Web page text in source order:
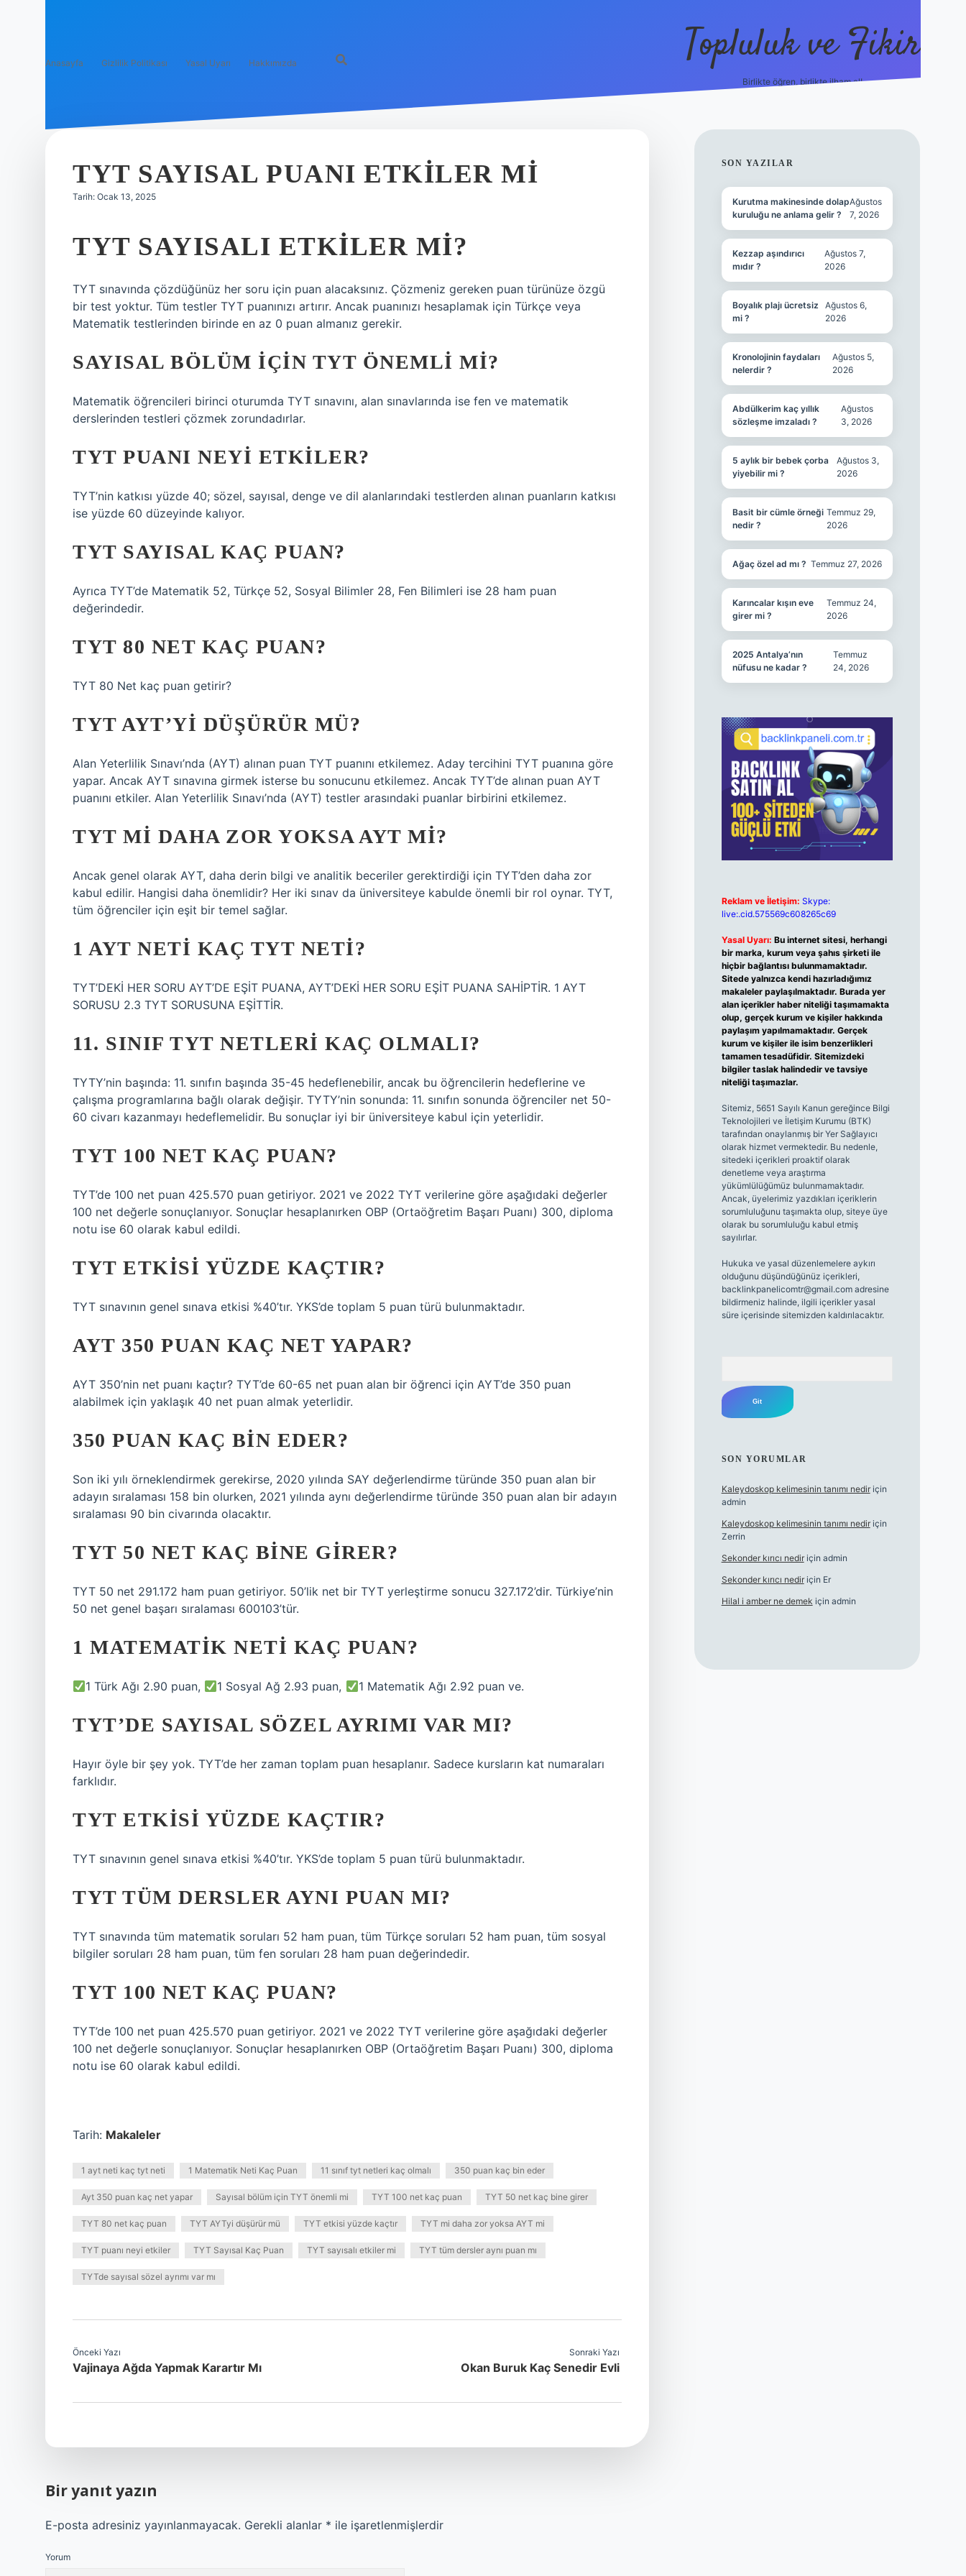
Anasayfa Gizlilik Politikası Yasal Uyarı Hakkımızda Topluluk ve Fikir
Birlikte öğren, birlikte ilham al!
TYT SAYISAL PUANI ETKILER MI
Tarih: Ocak 13, 2025
TYT SAYISALI ETKILER MI?
TYT sınavında çözdüğünüz her soru için puan alacaksınız. Çözmeniz gereken puan türünüze özgü
bir test yoktur. Tüm testler TYT puanınızı artırır. Ancak puanınızı hesaplamak için Türkçe veya
Matematik testlerinden birinde en az 0 puan almanız gerekir.
SAYISAL BÖLÜM IÇIN TYT ÖNEMLI MI?
Matematik öğrencileri birinci oturumda TYT sınavını, alan sınavlarında ise fen ve matematik
derslerinden testleri çözmek zorundadırlar.
TYT PUANI NEYI ETKILER?
TYT’nin katkısı yüzde 40; sözel, sayısal, denge ve dil alanlarındaki testlerden alınan puanların katkısı
ise yüzde 60 düzeyinde kalıyor.
TYT SAYISAL KAÇ PUAN?
Ayrıca TYT’de Matematik 52, Türkçe 52, Sosyal Bilimler 28, Fen Bilimleri ise 28 ham puan
değerindedir.
TYT 80 NET KAÇ PUAN?
TYT 80 Net kaç puan getirir?
TYT AYT’YI DÜŞÜRÜR MÜ?
Alan Yeterlilik Sınavı’nda (AYT) alınan puan TYT puanını etkilemez. Aday tercihini TYT puanına göre
yapar. Ancak AYT sınavına girmek isterse bu sonucunu etkilemez. Ancak TYT’de alınan puan AYT
puanını etkiler. Alan Yeterlilik Sınavı’nda (AYT) testler arasındaki puanlar birbirini etkilemez.
TYT MI DAHA ZOR YOKSA AYT MI?
Ancak genel olarak AYT, daha derin bilgi ve analitik beceriler gerektirdiği için TYT’den daha zor
kabul edilir. Hangisi daha önemlidir? Her iki sınav da üniversiteye kabulde önemli bir rol oynar. TYT,
tüm öğrenciler için eşit bir temel sağlar.
1 AYT NETI KAÇ TYT NETI?
TYT’DEKİ HER SORU AYT’DE EŞİT PUANA, AYT’DEKİ HER SORU EŞİT PUANA SAHİPTİR. 1 AYT
SORUSU 2.3 TYT SORUSUNA EŞİTTİR.
11. SINIF TYT NETLERI KAÇ OLMALI?
TYTY’nin başında: 11. sınıfın başında 35-45 hedeflenebilir, ancak bu öğrencilerin hedeflerine ve
çalışma programlarına bağlı olarak değişir. TYTY’nin sonunda: 11. sınıfın sonunda öğrenciler net 50-
60 civarı kazanmayı hedeflemelidir. Bu sonuçlar iyi bir üniversiteye kabul için yeterlidir.
TYT 100 NET KAÇ PUAN?
TYT’de 100 net puan 425.570 puan getiriyor. 2021 ve 2022 TYT verilerine göre aşağıdaki değerler
100 net değerle sonuçlanıyor. Sonuçlar hesaplanırken OBP (Ortaöğretim Başarı Puanı) 300, diploma
notu ise 60 olarak kabul edildi.
TYT ETKISI YÜZDE KAÇTIR?
TYT sınavının genel sınava etkisi %40’tır. YKS’de toplam 5 puan türü bulunmaktadır.
AYT 350 PUAN KAÇ NET YAPAR?
AYT 350’nin net puanı kaçtır? TYT’de 60-65 net puan alan bir öğrenci için AYT’de 350 puan
alabilmek için yaklaşık 40 net puan almak yeterlidir.
350 PUAN KAÇ BIN EDER?
Son iki yılı örneklendirmek gerekirse, 2020 yılında SAY değerlendirme türünde 350 puan alan bir
adayın sıralaması 158 bin olurken, 2021 yılında aynı değerlendirme türünde 350 puan alan bir adayın
sıralaması 90 bin civarında olacaktır.
TYT 50 NET KAÇ BINE GIRER?
TYT 50 net 291.172 ham puan getiriyor. 50’lik net bir TYT yerleştirme sonucu 327.172’dir. Türkiye’nin
50 net genel başarı sıralaması 600103’tür.
1 MATEMATIK NETI KAÇ PUAN?
1 Türk Ağı 2.90 puan, 1 Sosyal Ağ 2.93 puan, 1 Matematik Ağı 2.92 puan ve.
TYT’DE SAYISAL SÖZEL AYRIMI VAR MI?
Hayır öyle bir şey yok. TYT’de her zaman toplam puan hesaplanır. Sadece kursların kat numaraları
farklıdır.
TYT ETKISI YÜZDE KAÇTIR?
TYT sınavının genel sınava etkisi %40’tır. YKS’de toplam 5 puan türü bulunmaktadır.
TYT TÜM DERSLER AYNI PUAN MI?
TYT sınavında tüm matematik soruları 52 ham puan, tüm Türkçe soruları 52 ham puan, tüm sosyal
bilgiler soruları 28 ham puan, tüm fen soruları 28 ham puan değerindedir.
TYT 100 NET KAÇ PUAN?
TYT’de 100 net puan 425.570 puan getiriyor. 2021 ve 2022 TYT verilerine göre aşağıdaki değerler
100 net değerle sonuçlanıyor. Sonuçlar hesaplanırken OBP (Ortaöğretim Başarı Puanı) 300, diploma
notu ise 60 olarak kabul edildi.
Tarih: Makaleler
1 ayt neti kaç tyt neti 1 Matematik Neti Kaç Puan 11 sınıf tyt netleri kaç olmalı 350 puan kaç bin eder
Ayt 350 puan kaç net yapar Sayısal bölüm için TYT önemli mi TYT 100 net kaç puan TYT 50 net kaç bine girer
TYT 80 net kaç puan TYT AYTyi düşürür mü TYT etkisi yüzde kaçtır TYT mi daha zor yoksa AYT mi
TYT puanı neyi etkiler TYT Sayısal Kaç Puan TYT sayısalı etkiler mi TYT tüm dersler aynı puan mı
TYTde sayısal sözel ayrımı var mı
Önceki Yazı
Vajinaya Ağda Yapmak Karartır Mı
Sonraki Yazı
Okan Buruk Kaç Senedir Evli
Bir yanıt yazın
E-posta adresiniz yayınlanmayacak. Gerekli alanlar * ile işaretlenmişlerdir
Yorum
SIDEBAR
SON YAZILAR
Kurutma makinesinde dolap
kuruluğu ne anlama gelir ?
Ağustos
7, 2026
Kezzap aşındırıcı
mıdır ?
Ağustos 7,
2026
Boyalık plajı ücretsiz
mi ?
Ağustos 6,
2026
Kronolojinin faydaları
nelerdir ?
Ağustos 5,
2026
Abdülkerim kaç yıllık
sözleşme imzaladı ?
Ağustos
3, 2026
5 aylık bir bebek çorba
yiyebilir mi ?
Ağustos 3,
2026
Basit bir cümle örneği
nedir ?
Temmuz 29,
2026
Ağaç özel ad mı ? Temmuz 27, 2026
Karıncalar kışın eve
girer mi ?
Temmuz 24,
2026
2025 Antalya’nın
nüfusu ne kadar ?
Temmuz
24, 2026
Reklam ve İletişim: Skype:
live:.cid.575569c608265c69
Yasal Uyarı: Bu internet sitesi, herhangi
bir marka, kurum veya şahıs şirketi ile
hiçbir bağlantısı bulunmamaktadır.
Sitede yalnızca kendi hazırladığımız
makaleler paylaşılmaktadır. Burada yer
alan içerikler haber niteliği taşımamakta
olup, gerçek kurum ve kişiler hakkında
paylaşım yapılmamaktadır. Gerçek
kurum ve kişiler ile isim benzerlikleri
tamamen tesadüfidir. Sitemizdeki
bilgiler taslak halindedir ve tavsiye
niteliği taşımazlar.
Sitemiz, 5651 Sayılı Kanun gereğince Bilgi
Teknolojileri ve İletişim Kurumu (BTK)
tarafından onaylanmış bir Yer Sağlayıcı
olarak hizmet vermektedir. Bu nedenle,
sitedeki içerikleri proaktif olarak
denetleme veya araştırma
yükümlülüğümüz bulunmamaktadır.
Ancak, üyelerimiz yazdıkları içeriklerin
sorumluluğunu taşımakta olup, siteye üye
olarak bu sorumluluğu kabul etmiş
sayılırlar.
Hukuka ve yasal düzenlemelere aykırı
olduğunu düşündüğünüz içerikleri,
backlinkpanelicomtr@gmail.comadresine
bildirmeniz halinde, ilgili içerikler yasal
süre içerisinde sitemizden kaldırılacaktır.
SON YORUMLAR
Kaleydoskop kelimesinin tanımı nediriçin
admin
Kaleydoskop kelimesinin tanımı nediriçin
Zerrin
Sekonder kırıcı nediriçin admin
Sekonder kırıcı nediriçin Er
Hilal i amber ne demek için admin